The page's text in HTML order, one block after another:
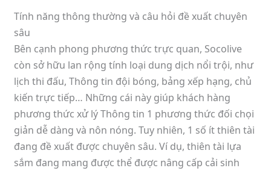
Tính năng thông thường và câu hỏi đề xuất chuyên
sâu
Bên cạnh phong phương thức trực quan, Socolive
còn sở hữu lan rộng tính loại dung dịch nổi trội, như
lịch thi đấu, Thông tin đội bóng, bảng xếp hạng, chủ
kiến trực tiếp… Những cái này giúp khách hàng
phương thức xử lý Thông tin 1 phương thức đối chọi
giản dễ dàng và nôn nóng. Tuy nhiên, 1 số ít thiên tài
đang đề xuất được chuyên sâu. Ví dụ, thiên tài lựa
sắm đang mang được thể được nâng cấp cải sinh